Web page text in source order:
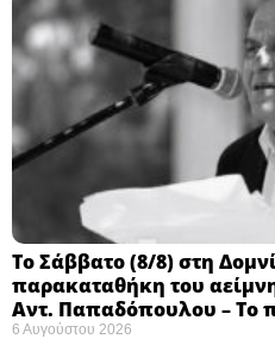
Το Σάββατο (8/8) στη
παρακαταθήκη του
Αντ. Παπαδόπουλου – Το
6 Αυγούστου 2026